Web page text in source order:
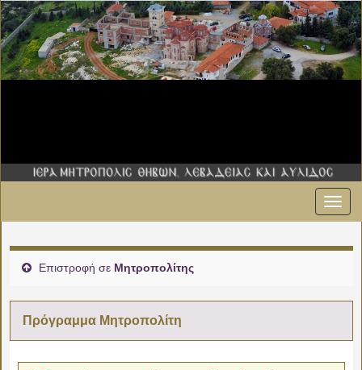
Επιστροφή σε Μητροπολίτης
Πρόγραμμα Μητροπολίτη
02:00